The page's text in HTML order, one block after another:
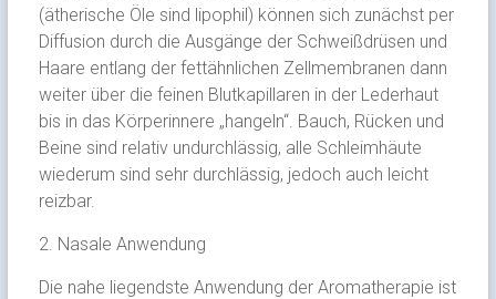
(ätherische Öle sind lipophil) können sich zunächst per
Diffusion durch die Ausgänge der Schweißdrüsen und
Haare entlang der fettähnlichen Zellmembranen dann
weiter über die feinen Blutkapillaren in der Lederhaut
bis in das Körperinnere „hangeln“. Bauch, Rücken und
Beine sind relativ undurchlässig, alle Schleimhäute
wiederum sind sehr durchlässig, jedoch auch leicht
reizbar.
2. Nasale Anwendung
Die nahe liegendste Anwendung der Aromatherapie ist